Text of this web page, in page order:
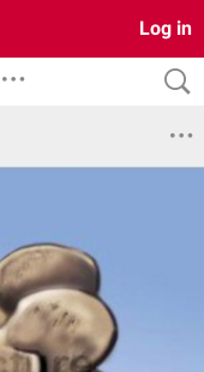
Log in